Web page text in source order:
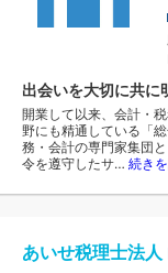
出会いを大切に共に
開業して以来、会計・
野にも精通している「
務・会計の専門家集団
令を遵守したサ… 続き
あいせ税理士法